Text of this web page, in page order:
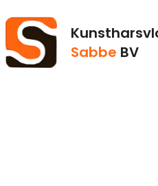
Sabbe BV